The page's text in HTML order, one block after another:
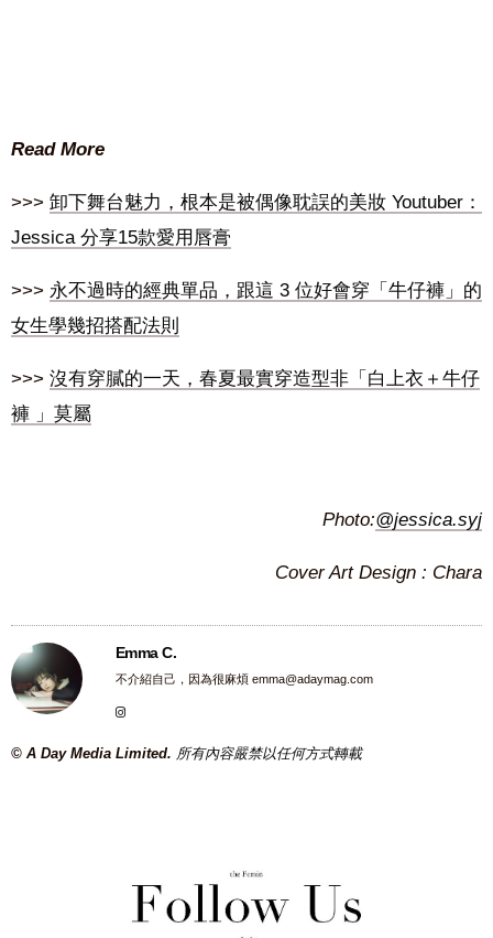
Read More
>>> 卸下舞台魅力，根本是被偶像耽誤的美妝 Youtuber：
Jessica 分享15款愛用唇膏
>>> 永不過時的經典單品，跟這 3 位好會穿「牛仔褲」的
女生學幾招搭配法則
>>> 沒有穿膩的一天，春夏最實穿造型非「白上衣＋牛仔
褲 」莫屬
Photo:@jessica.syj
Cover Art Design : Chara
Emma C.
不介紹自己，因為很麻煩 emma@adaymag.com
© A Day Media Limited. 所有內容嚴禁以任何方式轉載